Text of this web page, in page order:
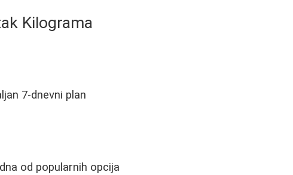
Kilograma
7-dnevni plan
od popularnih opcija